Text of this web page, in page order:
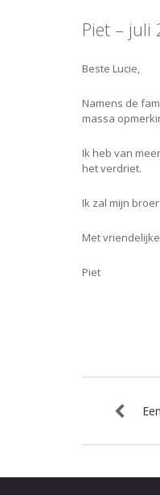
Piet – juli
Beste Lucie,
Namens de
massa
Ik heb van
het verdriet.
Ik zal mijn
Met
Piet